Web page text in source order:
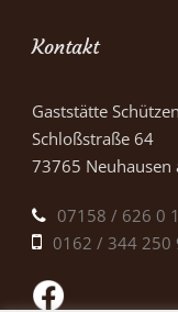
Kontakt
Gaststätte
Schloßstraße 64
73765 Neuhausen
07158 / 626 0 1
0162 / 344 250